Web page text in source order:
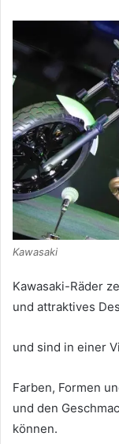
Kawasaki
Kawasaki-Räder
und attraktives
und sind in einer
Farben, Formen
und den
können.